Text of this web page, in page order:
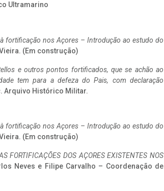
Ultramarino
fortificação nos Açores – Introdução ao estudo do
(Em construção)
e outros pontos fortificados, que se achão ao
tem para a defeza do Pais, com declaração
. Arquivo Histórico Militar.
fortificação nos Açores – Introdução ao estudo do
(Em construção)
FORTIFICAÇÕES DOS AÇORES EXISTENTES NOS
Neves e Filipe Carvalho – Coordenação de